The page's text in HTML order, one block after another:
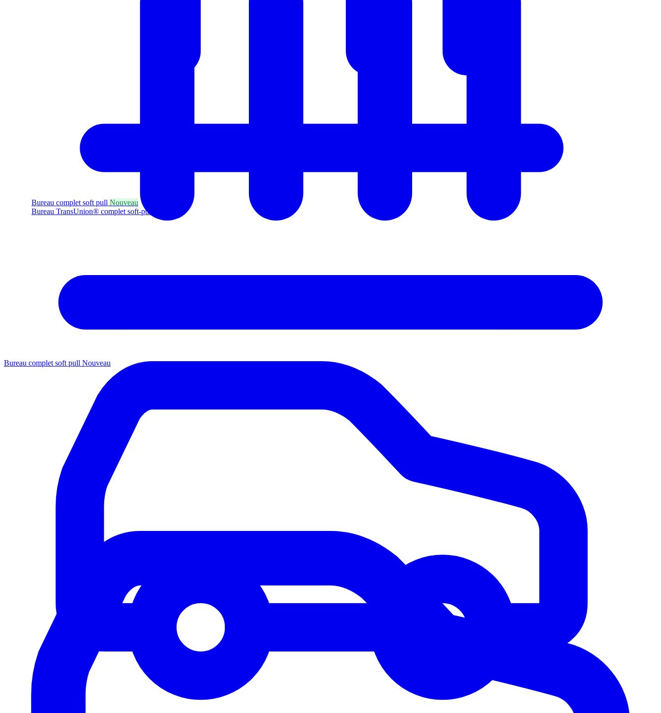
Bureau complet soft pull Nouveau
Bureau TransUnion® complet soft-pull
Bureau complet soft pull Nouveau